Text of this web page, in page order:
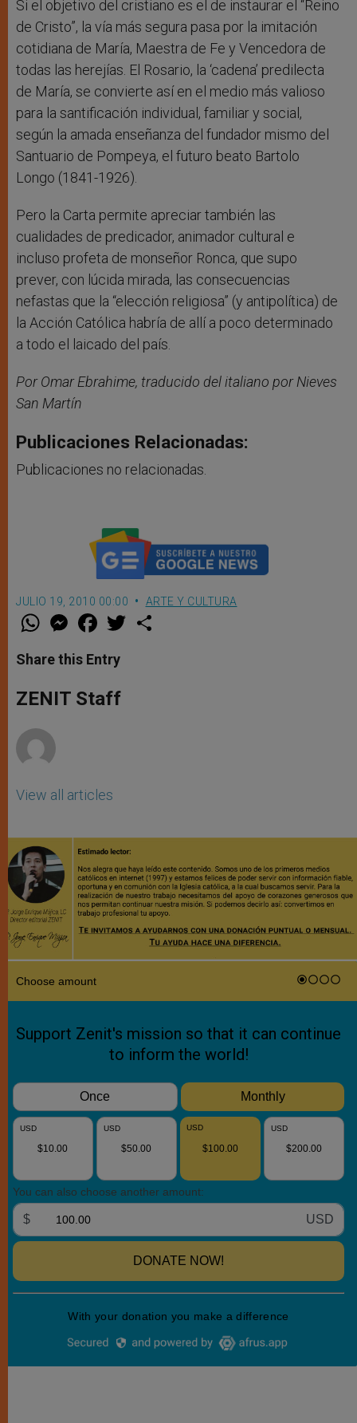
Si el objetivo del cristiano es el de instaurar el “Reino
de Cristo”, la vía más segura pasa por la imitación
cotidiana de María, Maestra de Fe y Vencedora de
todas las herejías. El Rosario, la ‘cadena’ predilecta
de María, se convierte así en el medio más valioso
para la santificación individual, familiar y social,
según la amada enseñanza del fundador mismo del
Santuario de Pompeya, el futuro beato Bartolo
Longo (1841-1926).
Pero la Carta permite apreciar también las
cualidades de predicador, animador cultural e
incluso profeta de monseñor Ronca, que supo
prever, con lúcida mirada, las consecuencias
nefastas que la “elección religiosa” (y antipolítica) de
la Acción Católica habría de allí a poco determinado
a todo el laicado del país.
Por Omar Ebrahime, traducido del italiano por Nieves
San Martín
Publicaciones Relacionadas:
Publicaciones no relacionadas.
JULIO 19, 2010 00:00 ARTE Y CULTURA
W
t
s
p
p
M
e
s
e
g
e
F
a
e
b
o
k
w
Share this Entry
ZENIT Staff
View all articles